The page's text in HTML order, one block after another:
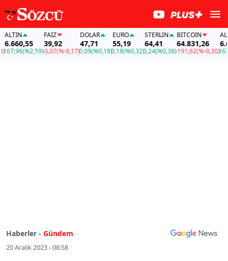
(%2,59)
39,92
-0,07(%-0,17)
DOLAR
47,71
0,09(%0,18)
EURO
55,19
0,18(%0,32)
STERLIN
64,41
0,24(%0,38)
BITCOIN
64.831,26
-191,62(%-0,30)
ALTIN
167,96
Haberler - Gündem
20 Aralık 2023 - 08:58